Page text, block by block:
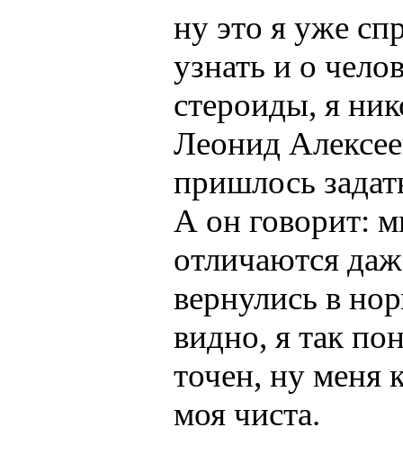
ну это я уже
узнать и о
стероиды, я
Леонид
пришлось
А он говорит:
отличаются
вернулись в
видно, я так
точен, ну меня
моя чиста.